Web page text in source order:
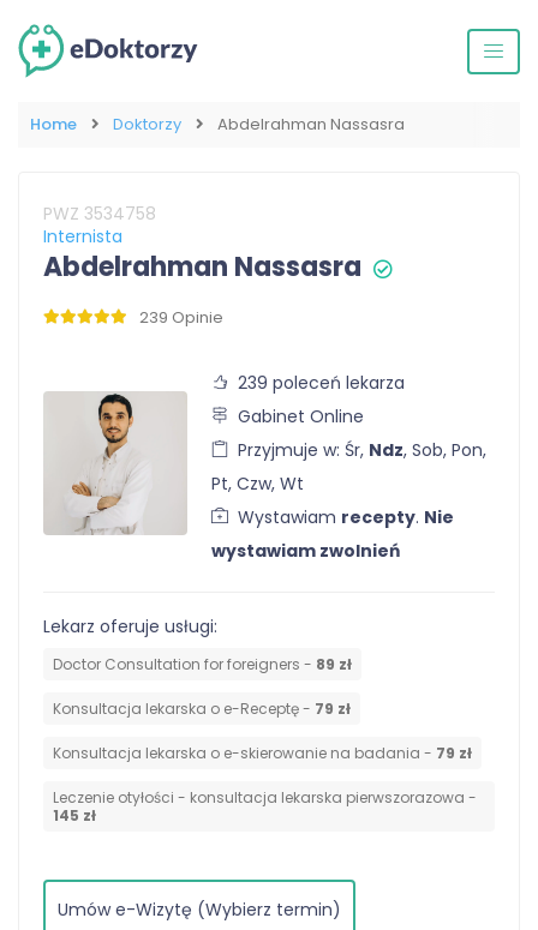
Home Doktorzy Abdelrahman Nassasra
PWZ 3534758
Internista
Abdelrahman Nassasra
239 Opinie
239 poleceń lekarza
Gabinet Online
Przyjmuje w: Śr, Ndz, Sob, Pon,
Pt, Czw, Wt
Wystawiam recepty. Nie
wystawiam zwolnień
Lekarz oferuje usługi:
Doctor Consultation for foreigners - 89 zł
Konsultacja lekarska o e-Receptę - 79 zł
Konsultacja lekarska o e-skierowanie na badania - 79 zł
Leczenie otyłości - konsultacja lekarska pierwszorazowa -
145 zł
Umów e-Wizytę (Wybierz termin)